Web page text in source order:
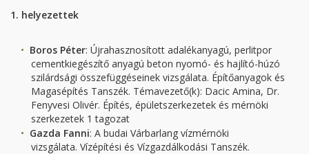
1. helyezettek
Boros Péter: Újrahasznosított adalékanyagú, perlitpor
cementkiegészítő anyagú beton nyomó- és hajlító-húzó
szilárdsági összefüggéseinek vizsgálata. Építőanyagok és
Magasépítés Tanszék. Témavezető(k): Dacic Amina, Dr.
Fenyvesi Olivér. Építés, épületszerkezetek és mérnöki
szerkezetek 1 tagozat
Gazda Fanni: A budai Várbarlang vízmérnöki
vizsgálata. Vízépítési és Vízgazdálkodási Tanszék.